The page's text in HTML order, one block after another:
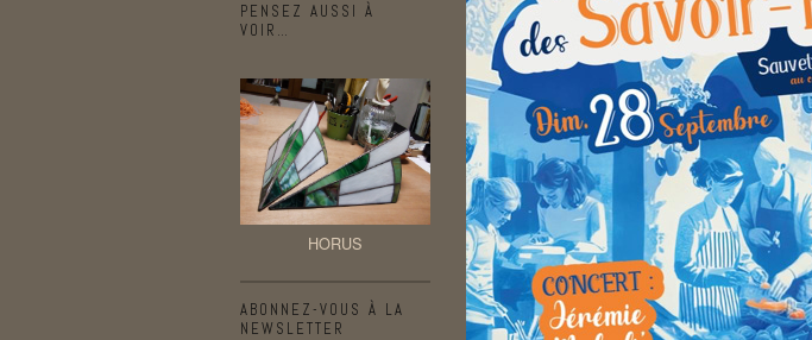
PENSEZ AUSSI À
VOIR…
HORUS
ABONNEZ-VOUS À LA
NEWSLETTER